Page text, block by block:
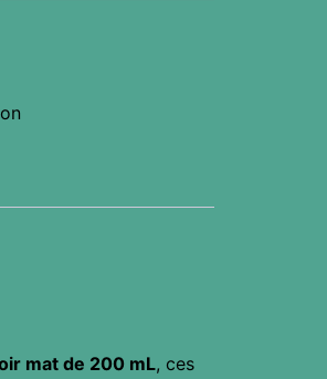
mat de 200 mL, ces